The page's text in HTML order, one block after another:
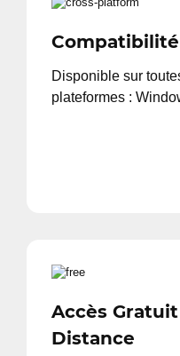
Disponible sur
plateformes :
Accès
Distance